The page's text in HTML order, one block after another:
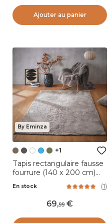
Ajouter au panier
By Eminza
+1
Tapis rectangulaire fausse
fourrure (140 x 200 cm)
En stock (1)
69,99